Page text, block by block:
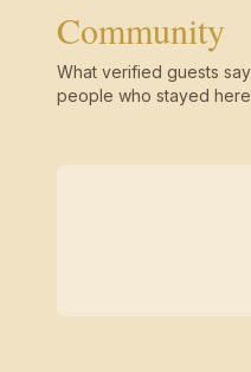
Community
What verified guests
people who stayed